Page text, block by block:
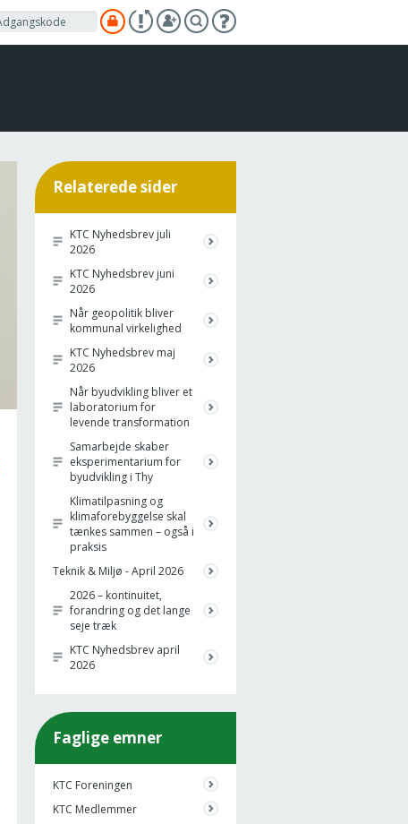
Relaterede sider
KTC Nyhedsbrev juli
2026
KTC Nyhedsbrev juni
2026
Når geopolitik bliver
kommunal virkelighed
KTC Nyhedsbrev maj
2026
Når byudvikling bliver et
laboratorium for
levende transformation
Samarbejde skaber
eksperimentarium for
byudvikling i Thy
Klimatilpasning og
klimaforebyggelse skal
tænkes sammen – også i
praksis
Teknik & Miljø - April 2026
2026 – kontinuitet,
forandring og det lange
seje træk
KTC Nyhedsbrev april
2026
Faglige emner
KTC Foreningen
KTC Medlemmer